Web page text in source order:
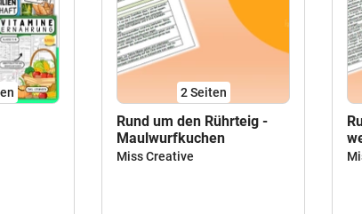
2Seiten
Rund um den Rührteig -
Maulwurfkuchen
Miss Creative